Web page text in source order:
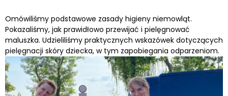
Omówiliśmy podstawowe zasady higieny niemowląt.
Pokazaliśmy, jak prawidłowo przewijać i pielęgnować
maluszka. Udzieliliśmy praktycznych wskazówek dotyczących
pielęgnacji skóry dziecka, w tym zapobiegania odparzeniom.